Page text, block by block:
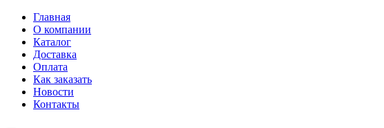
Главная
О компании
Каталог
Доставка
Оплата
Как заказать
Новости
Контакты